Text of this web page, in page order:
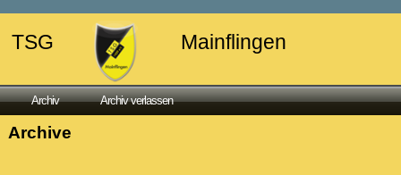
TSG Mainflingen
Archiv Archiv verlassen
Archive